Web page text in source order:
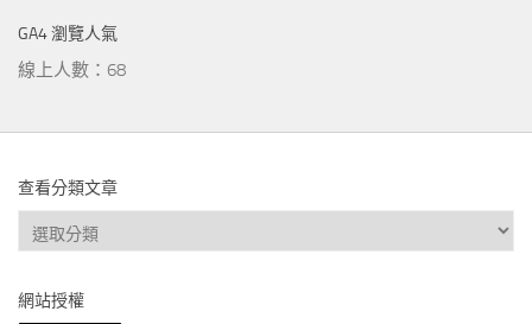
GA4 瀏覽人氣
線上人數：68
查看分類文章
查
看
類
網站授權